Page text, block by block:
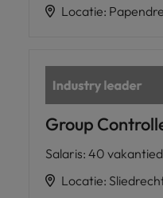
Locatie:
Group
Salaris: 40
Locatie: